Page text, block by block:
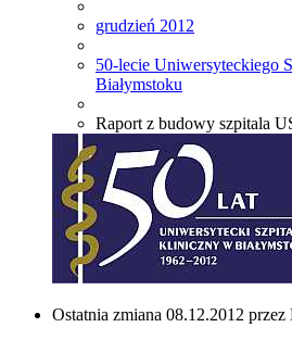
grudzień 2012
50-lecie Uniwersyteckiego
Białymstoku
Raport z budowy szpitala
Ostatnia zmiana 08.12.2012